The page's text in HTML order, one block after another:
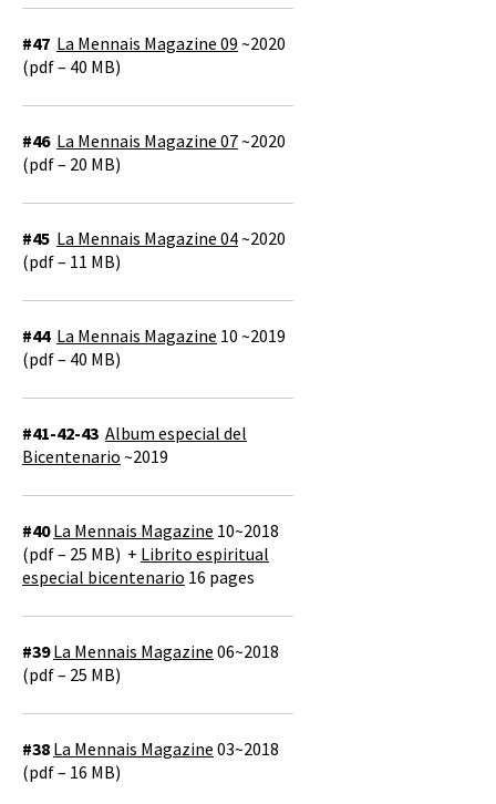
#47 La Mennais Magazine 09 ~2020
(pdf – 40 MB)
#46 La Mennais Magazine 07~2020
(pdf – 20 MB)
#45 La Mennais Magazine 04~2020
(pdf – 11 MB)
#44 La Mennais Magazine 10 ~2019
(pdf – 40 MB)
#41-42-43 Album especial del
Bicentenario ~2019
#40La Mennais Magazine 10~2018
(pdf – 25 MB) + Librito espiritual
especial bicentenario 16 pages
#39 La Mennais Magazine 06~2018
(pdf – 25 MB)
#38 La Mennais Magazine 03~2018
(pdf – 16 MB)